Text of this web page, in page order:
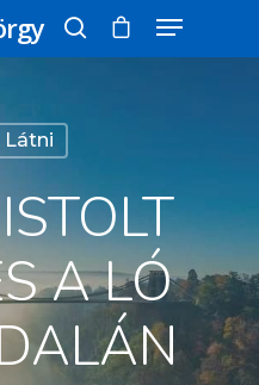
vagy nyomd
A LÓ